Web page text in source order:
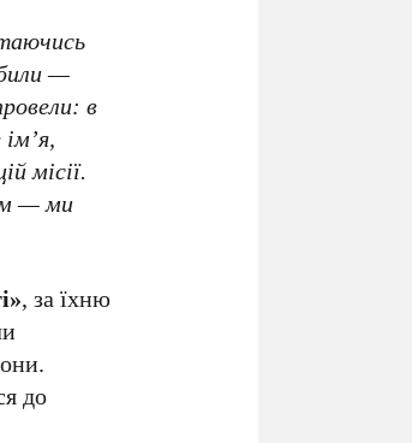
—
в
місії.
— ми
, за їхню
до